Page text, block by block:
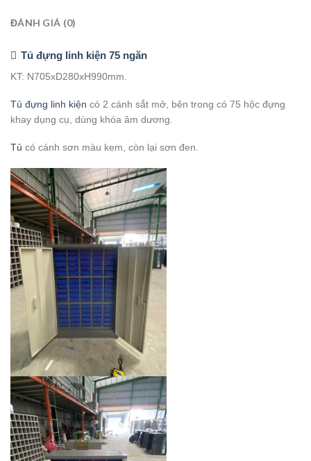
ĐÁNH GIÁ (0)
Tủ đựng linh kiện 75 ngăn
KT: N705xD280xH990mm.
Tủ đựng linh kiện có 2 cánh sắt mở, bên trong có 75 hộc đựng
khay dụng cụ, dùng khóa âm dương.
Tủ có cánh sơn màu kem, còn lại sơn đen.